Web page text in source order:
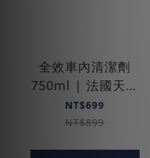
全效車內清潔劑
750ml | 法國天然
認證
NT$699
NT$899